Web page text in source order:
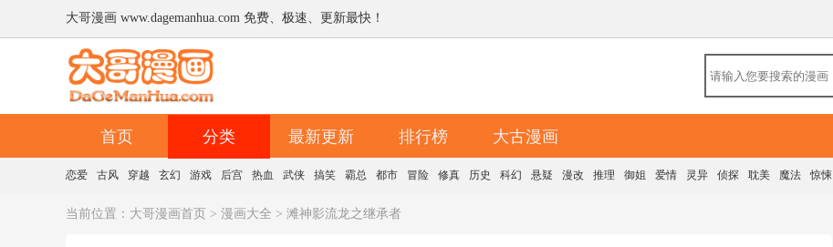
大哥漫画 www.dagemanhua.com 免费、极速、更新最快！
首页 分类 最新更新 排行榜 大古漫画
恋爱 古风 穿越 玄幻 游戏 后宫 热血 武侠 搞笑 霸总 都市 冒险 修真 历史 科幻 悬疑 漫改 推理 御姐 爱情 灵异 侦探 耽美 魔法 惊悚
当前位置： 大哥漫画首页 > 漫画大全 > 滩神影流龙之继承者